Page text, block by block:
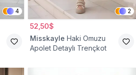
4 2
52,50$
Misskayle Haki Omuzu
Apolet Detaylı Trençkot